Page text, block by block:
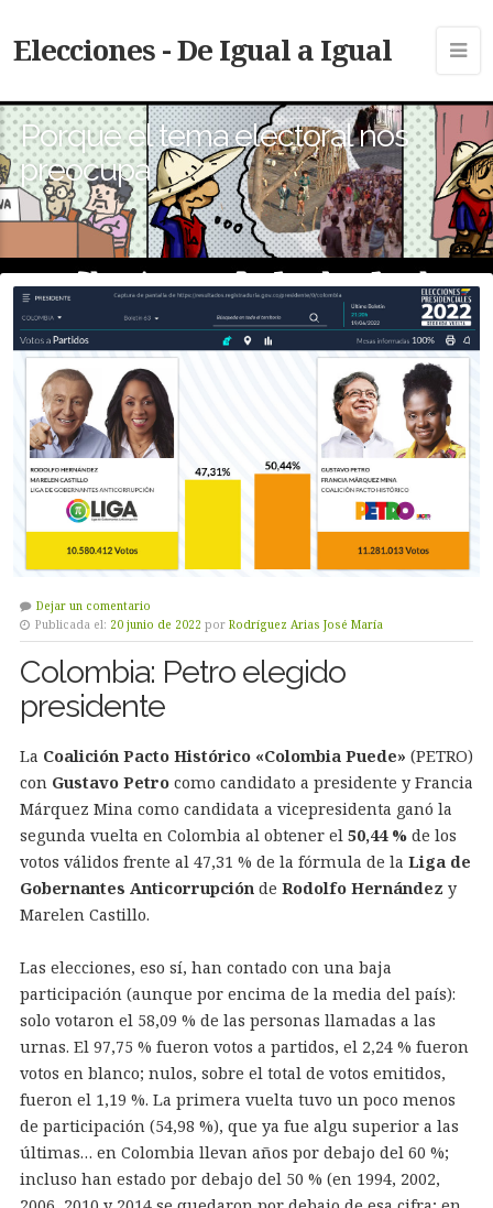
Elecciones - De Igual a Igual
Porque el tema electoral nos
preocupa
Dejar un comentario
Publicada el: 20 junio de 2022 por Rodríguez Arias José María
Colombia: Petro elegido
presidente
La Coalición Pacto Histórico «Colombia Puede» (PETRO)
con Gustavo Petrocomo candidato a presidente y Francia
Márquez Mina como candidata a vicepresidenta ganó la
segunda vuelta en Colombia al obtener el 50,44 %de los
votos válidos frente al 47,31 % de la fórmula de la Liga de
Gobernantes Anticorrupciónde Rodolfo Hernández y
Marelen Castillo.
Las elecciones, eso sí, han contado con una baja
participación (aunque por encima de la media del país):
solo votaron el 58,09 % de las personas llamadas a las
urnas. El 97,75 % fueron votos a partidos, el 2,24 % fueron
votos en blanco; nulos, sobre el total de votos emitidos,
fueron el 1,19 %. La primera vuelta tuvo un poco menos
de participación (54,98 %), que ya fue algu superior a las
últimas… en Colombia llevan años por debajo del 60 %;
incluso han estado por debajo del 50 % (en 1994, 2002,